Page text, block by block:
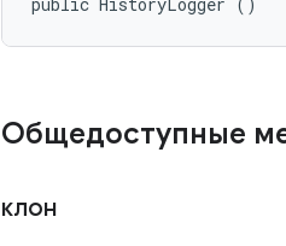
Общедоступные
клон